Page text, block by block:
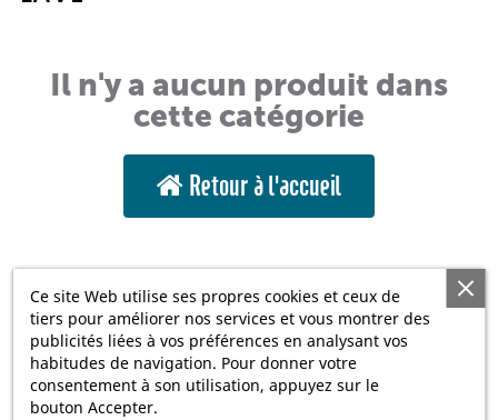
Il n'y a aucun produit dans
cette catégorie
Retour à l'accueil
Ce site Web utilise ses propres cookies et ceux de
tiers pour améliorer nos services et vous montrer des
publicités liées à vos préférences en analysant vos
habitudes de navigation. Pour donner votre
consentement à son utilisation, appuyez sur le
bouton Accepter.